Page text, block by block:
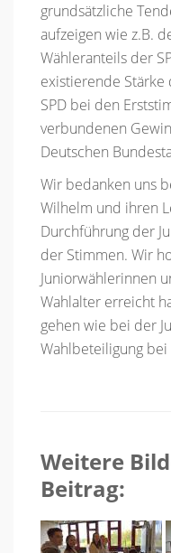
grundsätzliche
aufzeigen wie z.B.
Wähleranteils der
existierende Stärke
SPD bei den
verbundenen
Deutschen
Wir bedanken uns
Wilhelm und ihren
Durchführung der
der Stimmen. Wir
Juniorwählerinnen
Wahlalter erreicht
gehen wie bei der
Wahlbeteiligung bei
Weitere
Beitrag: